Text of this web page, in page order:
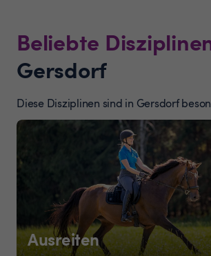
Beliebte
Gersdorf
Diese Disziplinen sind in Gersdorf
Ausreiten